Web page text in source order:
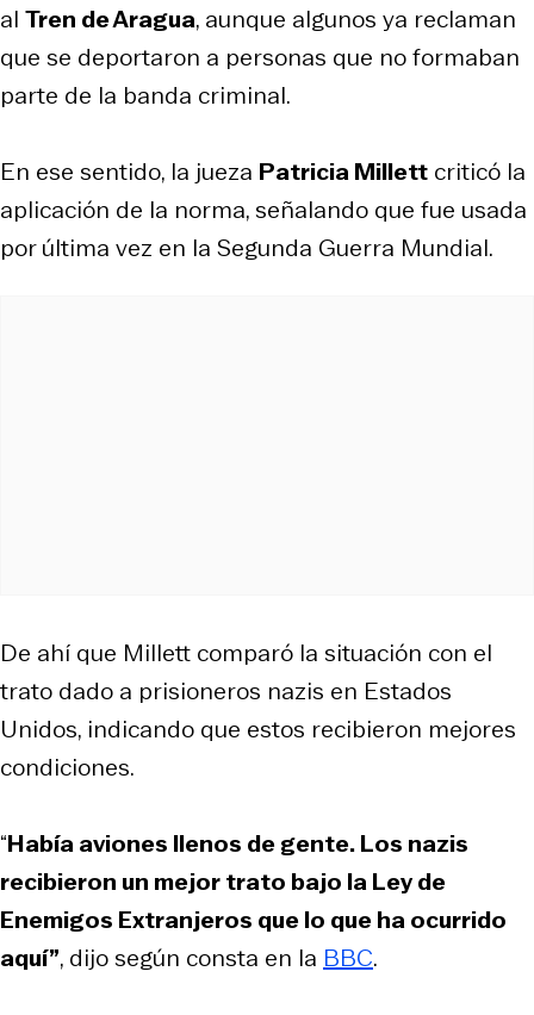
al Tren de Aragua, aunque algunos ya reclaman
que se deportaron a personas que no formaban
parte de la banda criminal.
En ese sentido, la jueza Patricia Millett criticó la
aplicación de la norma, señalando que fue usada
por última vez en la Segunda Guerra Mundial.
De ahí que Millett comparó la situación con el
trato dado a prisioneros nazis en Estados
Unidos, indicando que estos recibieron mejores
condiciones.
“Había aviones llenos de gente. Los nazis
recibieron un mejor trato bajo la Ley de
Enemigos Extranjeros que lo que ha ocurrido
aquí”, dijo según consta en la BBC.